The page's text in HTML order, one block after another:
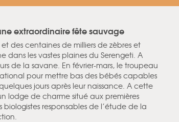
extraordinaire fête sauvage
des centaines de milliers de zèbres et
les vastes plaines du Serengeti. A
de la savane. En février-mars, le troupeau
pour mettre bas des bébés capables
jours après leur naissance. A cette
lodge de charme situé aux premières
responsables de l’étude de la